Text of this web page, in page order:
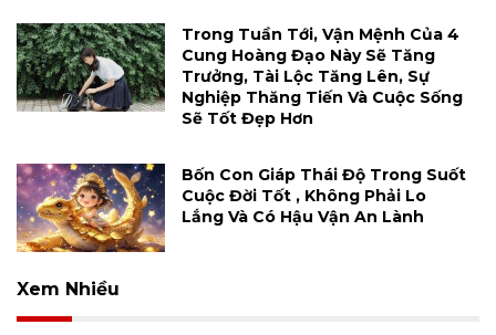
Trong Tuần Tới, Vận Mệnh Của 4
Cung Hoàng Đạo Này Sẽ Tăng
Trưởng, Tài Lộc Tăng Lên, Sự
Nghiệp Thăng Tiến Và Cuộc Sống
Sẽ Tốt Đẹp Hơn
Bốn Con Giáp Thái Độ Trong Suốt
Cuộc Đời Tốt , Không Phải Lo
Lắng Và Có Hậu Vận An Lành
Xem Nhiều